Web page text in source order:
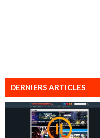
DERNIERS ARTICLES